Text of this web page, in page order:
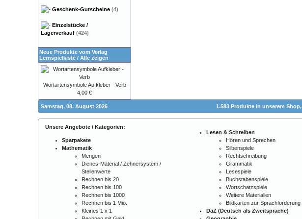
Geschenk-Gutscheine (4)
Einzelstücke /
Lagerverkauf (424)
Neue Produkte vom Verlag
Lernspielkiste / Alle zeigen
Wortartensymbole Aufkleber - Verb
4,00 €
Samstag, 08. August 2026 1.583 Produkte in unserem Shop,
Unsere Angebote / Kategorien:
Sparpakete
Mathematik
Mengen
Dienes-Material / Zehnersystem /
Stellenwerte
Rechnen bis 20
Rechnen bis 100
Rechnen bis 1000
Rechnen bis 1 Mio.
Kleines 1 x 1
Lesen & Schreiben
Hören und Sprechen
Silbenspiele
Rechtschreibung
Grammatik
Lesespiele
Buchstabenspiele
Wortschatzspiele
Weitere Materialien
Bildkarten zur Sprachförderung
DaZ (Deutsch als Zweitsprache)